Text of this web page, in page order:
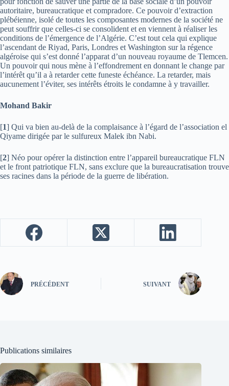
autoritaire, bureaucratique et compradore. Ce pouvoir d’extraction
plébéienne, isolé de toutes les composantes modernes de la société ne
peut souffrir que celles-ci se consolident et en viennent à réaliser les
conditions de l’émergence de l’Algérie. C’est tout cela qui explique
l’ascendant de Riyad, Paris, Londres et Washington sur la régence
algéroise qui s’est donné l’apparat d’un nouveau royaume de Tlemcen.
Un pouvoir qui nous mène à l’effondrement en donnant le change par
l’intérêt qu’il a à retarder cette funeste échéance. La retarder, mais
aucunement l’éviter, ses intérêts étroits le condamne à y travailler.
Mohand Bakir
[1] Qui va bien au-delà de la complaisance à l’égard de l’association el
Qiyame dirigée par le sulfureux Malek ibn Nabi.
[2] Néo pour opérer la distinction entre l’appareil bureaucratique FLN
et le front patriotique FLN, sans exclure que la bureaucratisation trouve
ses racines dans la période de la guerre de libération.
PRÉCÉDENT SUIVANT
Publications similaires